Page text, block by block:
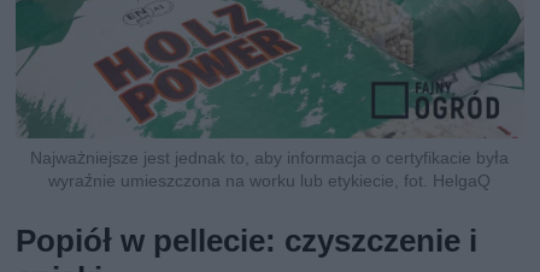
Najważniejsze jest jednak to, aby informacja o certyfikacie była
wyraźnie umieszczona na worku lub etykiecie, fot. HelgaQ
Popiół w pellecie: czyszczenie i